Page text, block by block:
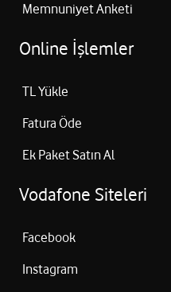
Memnuniyet Anketi
Online İşlemler
TL Yükle
Fatura Öde
Ek Paket Satın Al
Vodafone Siteleri
Facebook
Instagram